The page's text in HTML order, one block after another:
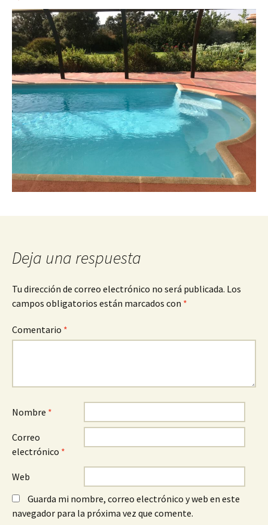
Deja una respuesta
Tu dirección de correo electrónico no será publicada. Los
campos obligatorios están marcados con *
Comentario *
Nombre *
Correo
electrónico *
Web
Guarda mi nombre, correo electrónico y web en este
navegador para la próxima vez que comente.